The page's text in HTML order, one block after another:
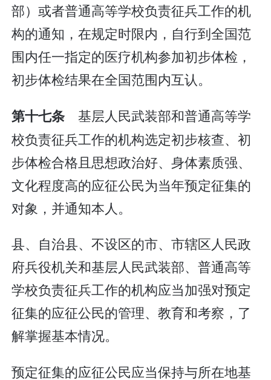
部）或者普通高等学校负责征兵工作的机
构的通知，在规定时限内，自行到全国范
围内任一指定的医疗机构参加初步体检，
初步体检结果在全国范围内互认。
第十七条 基层人民武装部和普通高等学
校负责征兵工作的机构选定初步核查、初
步体检合格且思想政治好、身体素质强、
文化程度高的应征公民为当年预定征集的
对象，并通知本人。
县、自治县、不设区的市、市辖区人民政
府兵役机关和基层人民武装部、普通高等
学校负责征兵工作的机构应当加强对预定
征集的应征公民的管理、教育和考察，了
解掌握基本情况。
预定征集的应征公民应当保持与所在地基